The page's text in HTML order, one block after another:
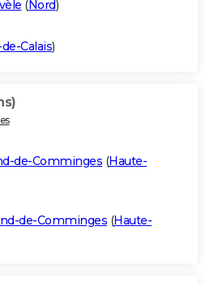
(Nord)
Calais)
de-Comminges (Haute-
de-Comminges (Haute-